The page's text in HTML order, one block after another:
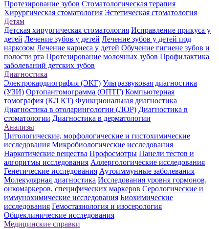
Протезирование зубов Стоматологическая терапия
Хирургическая стоматология Эстетическая стоматология
Детям
Детская хирургическая стоматология Исправление прикуса у
детей Лечение зубов у детей Лечение зубов у детей под
наркозом Лечение кариеса у детей Обучение гигиене зубов и
полости рта Протезирование молочных зубов Профилактика
заболеваний детских зубов
Диагностика
Электрокардиография (ЭКГ) Ультразвуковая диагностика
(УЗИ) Ортопантомограмма (ОПТГ) Компьютерная
томография (КЛ КТ) Функциональная диагностика
Диагностика в отоларингологии (ЛОР) Диагностика в
стоматологии Диагностика в дерматологии
Анализы
Цитологические, морфологические и гистохимические
исследования Микробиологические исследования
Наркотические вещества Профосмотры Панели тестов и
алгоритмы исследования Аллергологические исследования
Генетические исследования Аутоиммунные заболевания
Молекулярная диагностика Исследования уровня гормонов,
онкомаркеров, специфических маркеров Серологические и
иммунохимические исследования Биохимические
исследования Гемостазиология и изосерология
Общеклинические исследования
Медицинские справки